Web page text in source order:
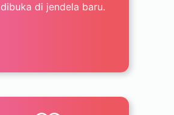
di jendela baru.